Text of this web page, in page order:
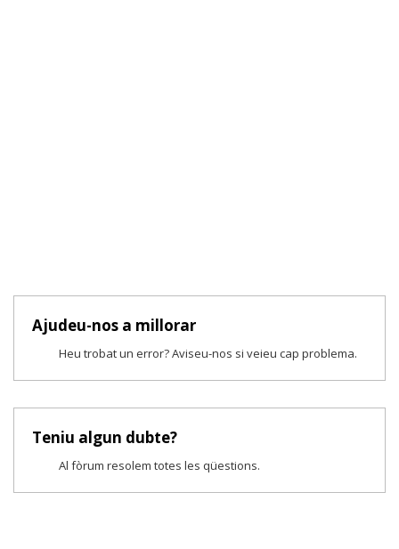
Ajudeu-nos a millorar
Heu trobat un error? Aviseu-nos si veieu cap problema.
Teniu algun dubte?
Al fòrum resolem totes les qüestions.